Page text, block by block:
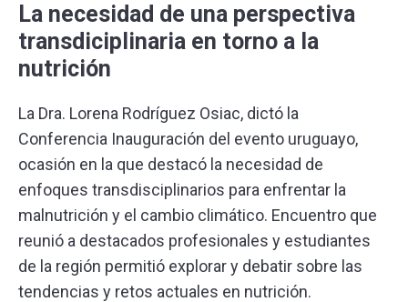
EDUCACIÓN CONTINUA
ACADÉMICOS
La necesidad de una perspectiva
transdiciplinaria en torno a la
nutrición
La Dra. Lorena Rodríguez Osiac, dictó la
Conferencia Inauguración del evento uruguayo,
ocasión en la que destacó la necesidad de
enfoques transdisciplinarios para enfrentar la
malnutrición y el cambio climático. Encuentro que
reunió a destacados profesionales y estudiantes
de la región permitió explorar y debatir sobre las
tendencias y retos actuales en nutrición.